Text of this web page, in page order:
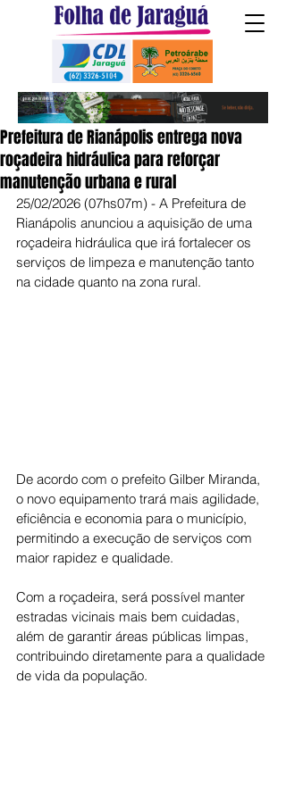
Prefeitura de Rianápolis entrega nova
roçadeira hidráulica para reforçar
manutenção urbana e rural
25/02/2026 (07hs07m) - A Prefeitura de
Rianápolis anunciou a aquisição de uma
roçadeira hidráulica que irá fortalecer os
serviços de limpeza e manutenção tanto
na cidade quanto na zona rural.
De acordo com o prefeito Gilber Miranda,
o novo equipamento trará mais agilidade,
eficiência e economia para o município,
permitindo a execução de serviços com
maior rapidez e qualidade.
Com a roçadeira, será possível manter
estradas vicinais mais bem cuidadas,
além de garantir áreas públicas limpas,
contribuindo diretamente para a qualidade
de vida da população.